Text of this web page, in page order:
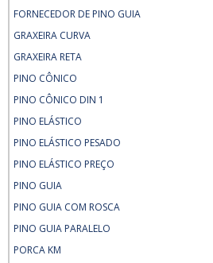
FORNECEDOR DE PINO GUIA
GRAXEIRA CURVA
GRAXEIRA RETA
PINO CÔNICO
PINO CÔNICO DIN 1
PINO ELÁSTICO
PINO ELÁSTICO PESADO
PINO ELÁSTICO PREÇO
PINO GUIA
PINO GUIA COM ROSCA
PINO GUIA PARALELO
PORCA KM